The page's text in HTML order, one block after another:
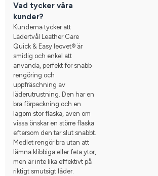
Vad tycker våra
kunder?
Kunderna tycker att
Lädertvål Leather Care
Quick & Easy leovet® är
smidig och enkel att
använda, perfekt för snabb
rengöring och
uppfräschning av
läderutrustning. Den har en
bra förpackning och en
lagom stor flaska, även om
vissa önskar en större flaska
eftersom den tar slut snabbt.
Medlet rengör bra utan att
lämna klibbiga eller feta ytor,
men är inte lika effektivt på
riktigt smutsigt läder.